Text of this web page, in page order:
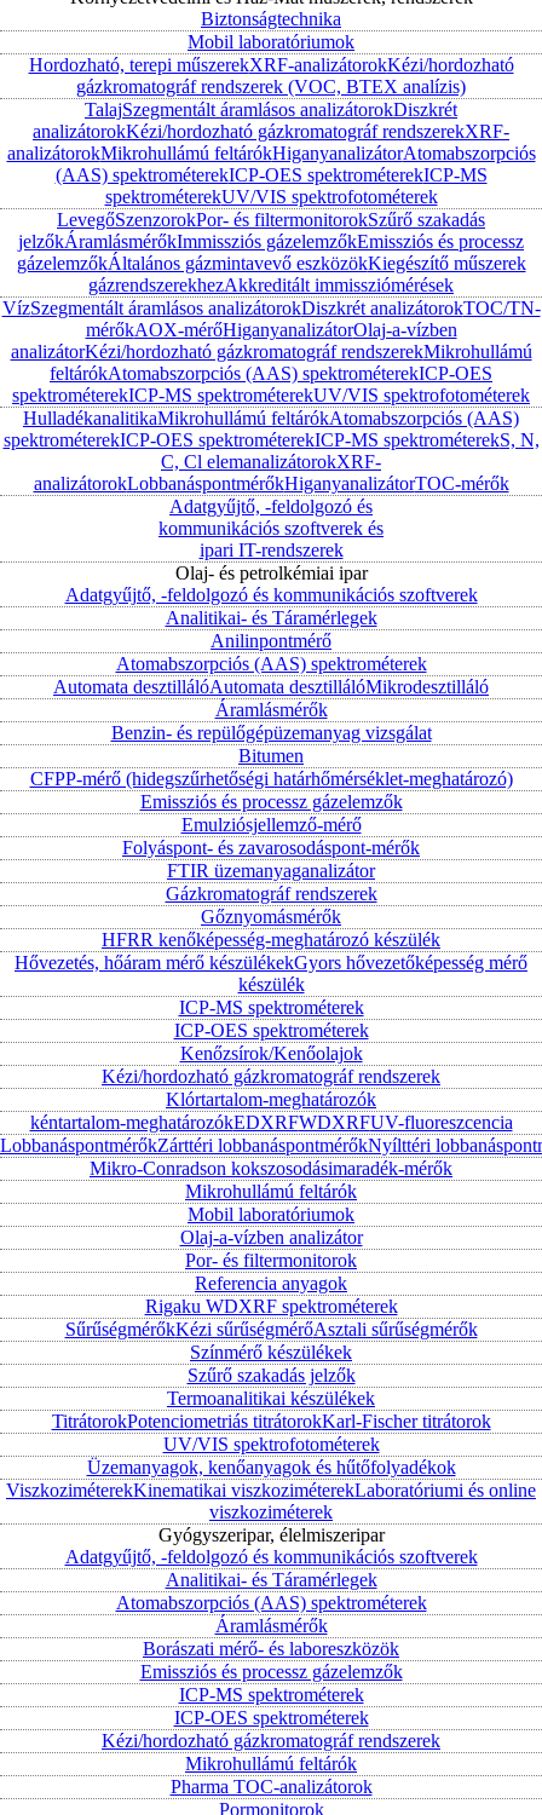
Biztonságtechnika
Mobil laboratóriumok
Hordozható, terepi műszerekXRF-analizátorokKézi/hordozható
gázkromatográf rendszerek (VOC, BTEX analízis)
TalajSzegmentált áramlásos analizátorokDiszkrét
analizátorokKézi/hordozható gázkromatográf rendszerekXRF-
analizátorokMikrohullámú feltárókHiganyanalizátorAtomabszorpciós
(AAS) spektrométerekICP-OES spektrométerekICP-MS
spektrométerekUV/VIS spektrofotométerek
LevegőSzenzorokPor- és filtermonitorokSzűrő szakadás
jelzőkÁramlásmérőkImmissziós gázelemzőkEmissziós és processz
gázelemzőkÁltalános gázmintavevő eszközökKiegészítő műszerek
gázrendszerekhezAkkreditált immissziómérések
VízSzegmentált áramlásos analizátorokDiszkrét analizátorokTOC/TN-
mérőkAOX-mérőHiganyanalizátorOlaj-a-vízben
analizátorKézi/hordozható gázkromatográf rendszerekMikrohullámú
feltárókAtomabszorpciós (AAS) spektrométerekICP-OES
spektrométerekICP-MS spektrométerekUV/VIS spektrofotométerek
HulladékanalitikaMikrohullámú feltárókAtomabszorpciós (AAS)
spektrométerekICP-OES spektrométerekICP-MS spektrométerekS, N,
C, Cl elemanalizátorokXRF-
analizátorokLobbanáspontmérőkHiganyanalizátorTOC-mérők
Adatgyűjtő, -feldolgozó és
kommunikációs szoftverek és
ipari IT-rendszerek
Olaj- és petrolkémiai ipar
Adatgyűjtő, -feldolgozó és kommunikációs szoftverek
Analitikai- és Táramérlegek
Anilinpontmérő
Atomabszorpciós (AAS) spektrométerek
Automata desztillálóAutomata desztillálóMikrodesztilláló
Áramlásmérők
Benzin- és repülőgépüzemanyag vizsgálat
Bitumen
CFPP-mérő (hidegszűrhetőségi határhőmérséklet-meghatározó)
Emissziós és processz gázelemzők
Emulziósjellemző-mérő
Folyáspont- és zavarosodáspont-mérők
FTIR üzemanyaganalizátor
Gázkromatográf rendszerek
Gőznyomásmérők
HFRR kenőképesség-meghatározó készülék
Hővezetés, hőáram mérő készülékekGyors hővezetőképesség mérő
készülék
ICP-MS spektrométerek
ICP-OES spektrométerek
Kenőzsírok/Kenőolajok
Kézi/hordozható gázkromatográf rendszerek
Klórtartalom-meghatározók
kéntartalom-meghatározókEDXRFWDXRFUV-fluoreszcencia
LobbanáspontmérőkZárttéri lobbanáspontmérőkNyílttéri
Mikro-Conradson kokszosodásimaradék-mérők
Mikrohullámú feltárók
Mobil laboratóriumok
Olaj-a-vízben analizátor
Por- és filtermonitorok
Referencia anyagok
Rigaku WDXRF spektrométerek
SűrűségmérőkKézi sűrűségmérőAsztali sűrűségmérők
Színmérő készülékek
Szűrő szakadás jelzők
Termoanalitikai készülékek
TitrátorokPotenciometriás titrátorokKarl-Fischer titrátorok
UV/VIS spektrofotométerek
Üzemanyagok, kenőanyagok és hűtőfolyadékok
ViszkoziméterekKinematikai viszkoziméterekLaboratóriumi és online
viszkoziméterek
Gyógyszeripar, élelmiszeripar
Adatgyűjtő, -feldolgozó és kommunikációs szoftverek
Analitikai- és Táramérlegek
Atomabszorpciós (AAS) spektrométerek
Áramlásmérők
Borászati mérő- és laboreszközök
Emissziós és processz gázelemzők
ICP-MS spektrométerek
ICP-OES spektrométerek
Kézi/hordozható gázkromatográf rendszerek
Mikrohullámú feltárók
Pharma TOC-analizátorok
Pormonitorok